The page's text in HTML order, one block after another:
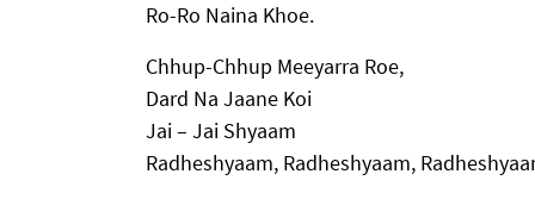
Ro-Ro Naina Khoe.
Chhup-Chhup Meeyarra Roe,
Dard Na Jaane Koi
Jai – Jai Shyaam
Radheshyaam, Radheshyaam,